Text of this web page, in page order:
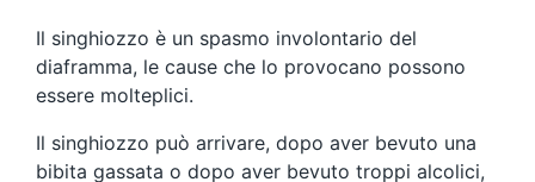
Il singhiozzo è un spasmo involontario del
diaframma, le cause che lo provocano possono
essere molteplici.
Il singhiozzo può arrivare, dopo aver bevuto una
bibita gassata o dopo aver bevuto troppi alcolici,